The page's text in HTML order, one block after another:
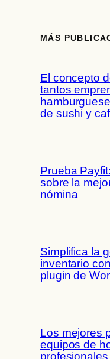
MÁS
El concepto
tantos
de sushi y
Prueba
sobre la
nómina
Simplifica la
inventario
plugin de
Los mejores
equipos de